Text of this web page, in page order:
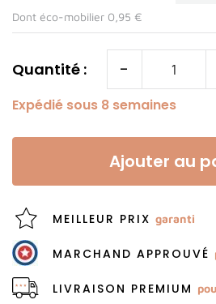
Dont éco-mobilier 0,95 €
Quantité : -
Expédié sous 8 semaines
Ajouter au
MEILLEUR PRIX garanti
MARCHAND APPROUVÉ
LIVRAISON PREMIUM